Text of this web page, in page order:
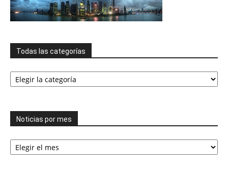
Todas las categorías
Todas
las
Noticias por mes
Noticias
por